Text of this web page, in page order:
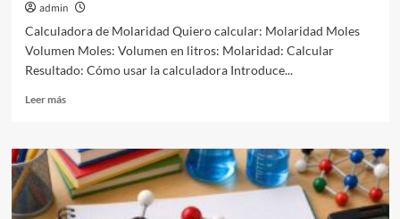
admin
Calculadora de Molaridad Quiero calcular: Molaridad Moles
Volumen Moles: Volumen en litros: Molaridad: Calcular
Resultado: Cómo usar la calculadora Introduce...
Leer másLeer
Calculadora
de
Molaridad